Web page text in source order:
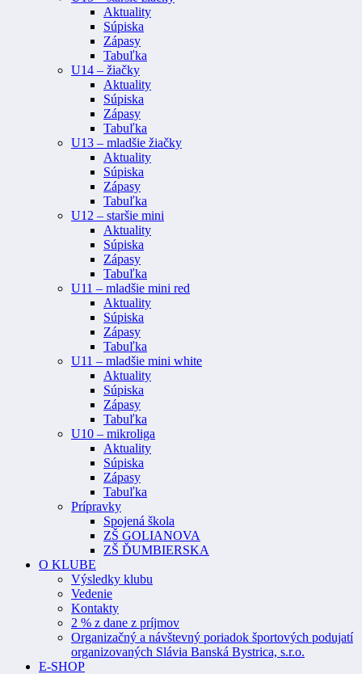
Aktuality
Súpiska
Zápasy
Tabuľka
U14 – žiačky
Aktuality
Súpiska
Zápasy
Tabuľka
U13 – mladšie žiačky
Aktuality
Súpiska
Zápasy
Tabuľka
U12 – staršie mini
Aktuality
Súpiska
Zápasy
Tabuľka
U11 – mladšie mini red
Aktuality
Súpiska
Zápasy
Tabuľka
U11 – mladšie mini white
Aktuality
Súpiska
Zápasy
Tabuľka
U10 – mikroliga
Aktuality
Súpiska
Zápasy
Tabuľka
Prípravky
Spojená škola
ZŠ GOLIANOVA
ZŠ ĎUMBIERSKA
O KLUBE
Výsledky klubu
Vedenie
Kontakty
2 % z dane z príjmov
Organizačný a návštevný poriadok športových podujatí
organizovaných Slávia Banská Bystrica, s.r.o.
E-SHOP